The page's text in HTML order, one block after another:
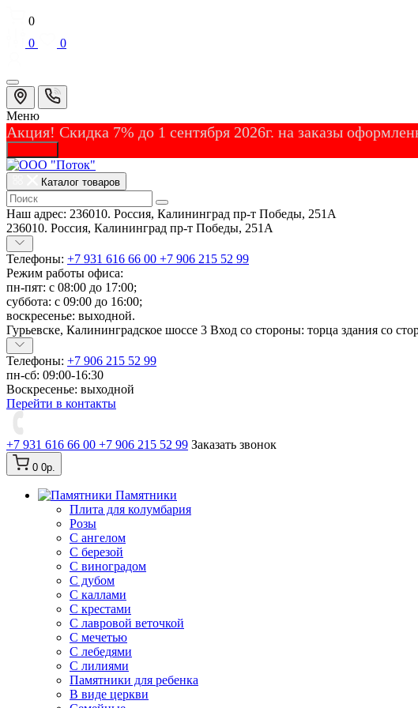
0
0
0
Меню
Акция! Скидка 7% до 1 сентября 2026г. на заказы
Каталог товаров
Наш адрес: 236010. Россия, Калининград пр-т Победы, 251А
236010. Россия, Калининград пр-т Победы, 251А
Телефоны: +7 931 616 66 00 +7 906 215 52 99
Режим работы офиса:
пн-пят: с 08:00 до 17:00;
суббота: с 09:00 до 16:00;
воскресенье: выходной.
Гурьевске, Калининградское шоссе 3 Вход со стороны: торца здания со
Телефоны: +7 906 215 52 99
пн-сб: 09:00-16:30
Воскресенье: выходной
Перейти в контакты
+7 931 616 66 00 +7 906 215 52 99 Заказать звонок
0 0р.
Памятники
Плита для колумбария
Розы
C ангелом
C березой
С виноградом
С дубом
С каллами
С крестами
С лавровой веточкой
С мечетью
C лебедями
С лилиями
Памятники для ребенка
В виде церкви